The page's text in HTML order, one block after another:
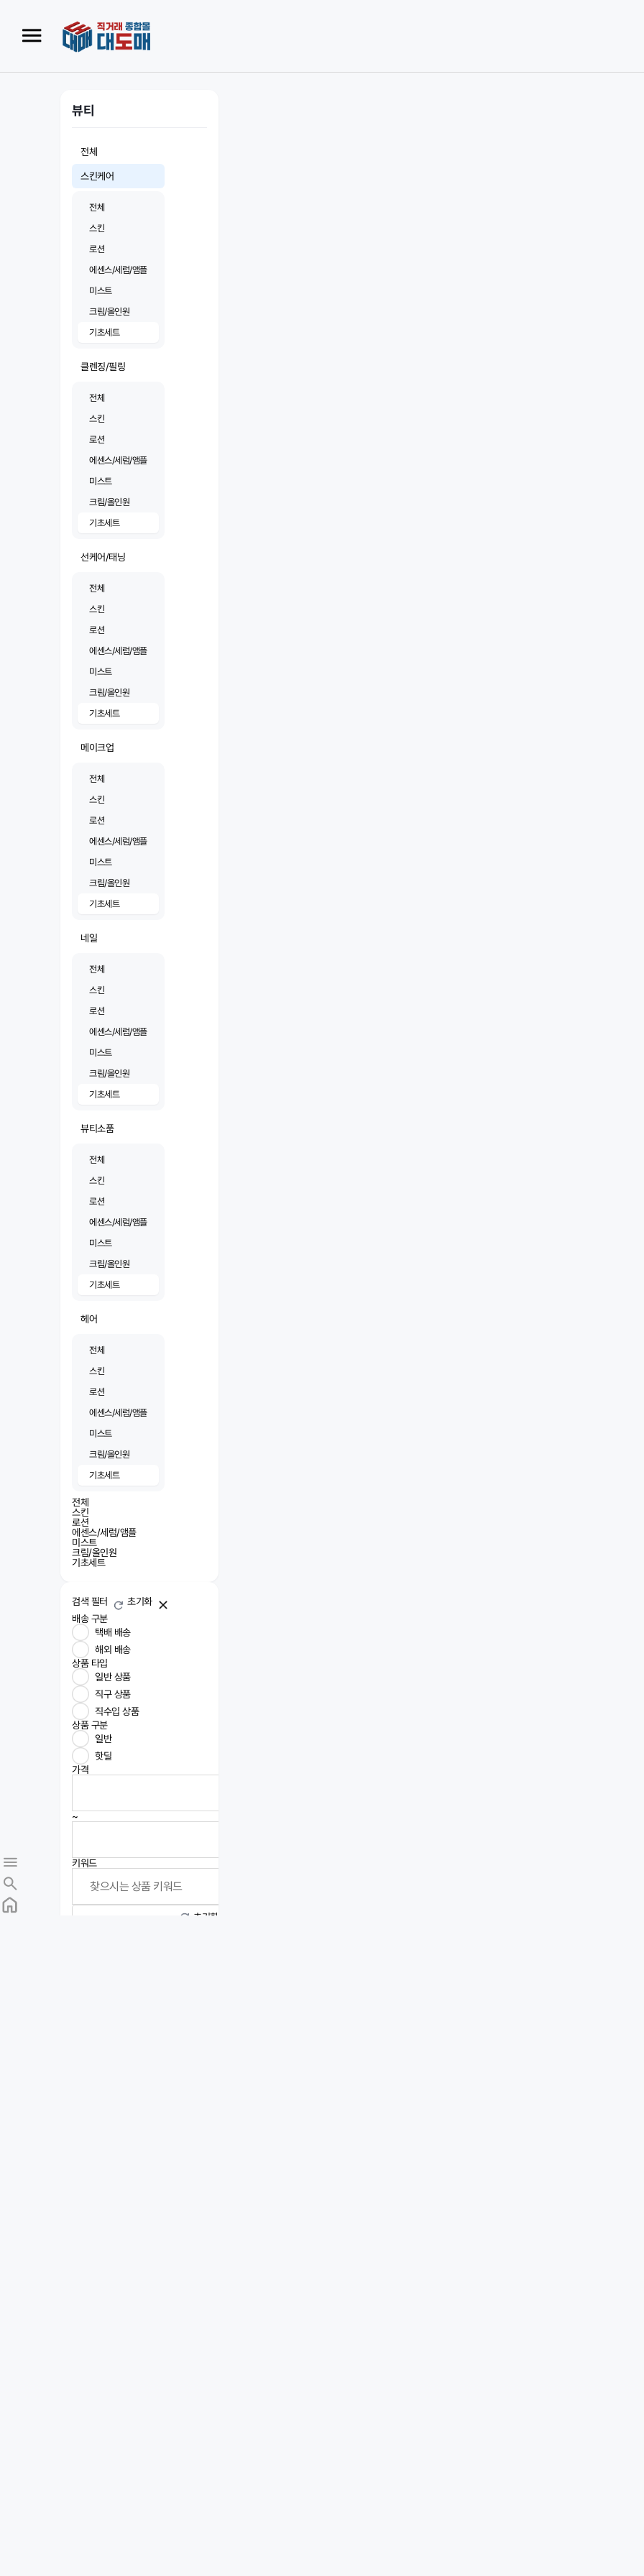
뷰티
전체
스킨케어
전체
스킨
로션
에센스/세럼/앰플
미스트
크림/올인원
기초세트
클렌징/필링
전체
스킨
로션
에센스/세럼/앰플
미스트
크림/올인원
기초세트
선케어/태닝
전체
스킨
로션
에센스/세럼/앰플
미스트
크림/올인원
기초세트
메이크업
전체
스킨
로션
에센스/세럼/앰플
미스트
크림/올인원
기초세트
네일
전체
스킨
로션
에센스/세럼/앰플
미스트
크림/올인원
기초세트
뷰티소품
전체
스킨
로션
에센스/세럼/앰플
미스트
크림/올인원
기초세트
헤어
전체
스킨
로션
에센스/세럼/앰플
미스트
크림/올인원
기초세트
전체
스킨
로션
에센스/세럼/앰플
미스트
크림/올인원
기초세트
검색 필터
초기화
배송 구분
택배 배송
해외 배송
상품 타입
일반 상품
직구 상품
직수입 상품
상품 구분
일반
핫딜
가격
~
키워드
초기화